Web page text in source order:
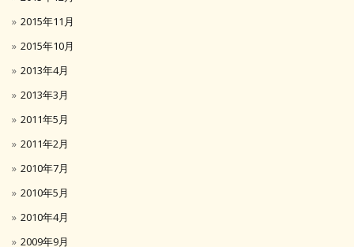
2015年11月
2015年10月
2013年4月
2013年3月
2011年5月
2011年2月
2010年7月
2010年5月
2010年4月
2009年9月